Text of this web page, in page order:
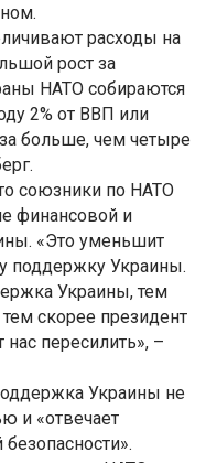
расходы на
рост за
НАТО собираются
2% от ВВП или
больше, чем четыре
союзники по НАТО
финансовой и
«Это уменьшит
поддержку Украины.
Украины, тем
тем скорее президент
пересилить», –
Украины не
и «отвечает